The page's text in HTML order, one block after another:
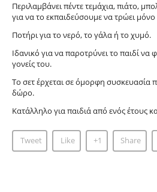
Περιλαμβάνει πέντε τεμάχια, πιάτο,
για να το εκπαιδεύσουμε να τρώει
Ποτήρι για το νερό, το γάλα ή το χυμό.
Ιδανικό για να παροτρύνει το παιδί να
γονείς του.
Το σετ έρχεται σε όμορφη συσκευασία
δώρο.
Κατάλληλο για παιδιά από ενός έτους
Tweet Like +1 Share